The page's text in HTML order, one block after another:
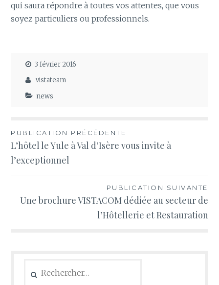
qui saura répondre à toutes vos attentes, que vous
soyez particuliers ou professionnels.
3 février 2016
vistateam
news
Navigation
de
l’article
PUBLICATION PRÉCÉDENTE
L’hôtel le Yule à Val d’Isère vous invite à
l’exceptionnel
PUBLICATION SUIVANTE
Une brochure VISTACOM dédiée au secteur de
l’Hôtellerie et Restauration